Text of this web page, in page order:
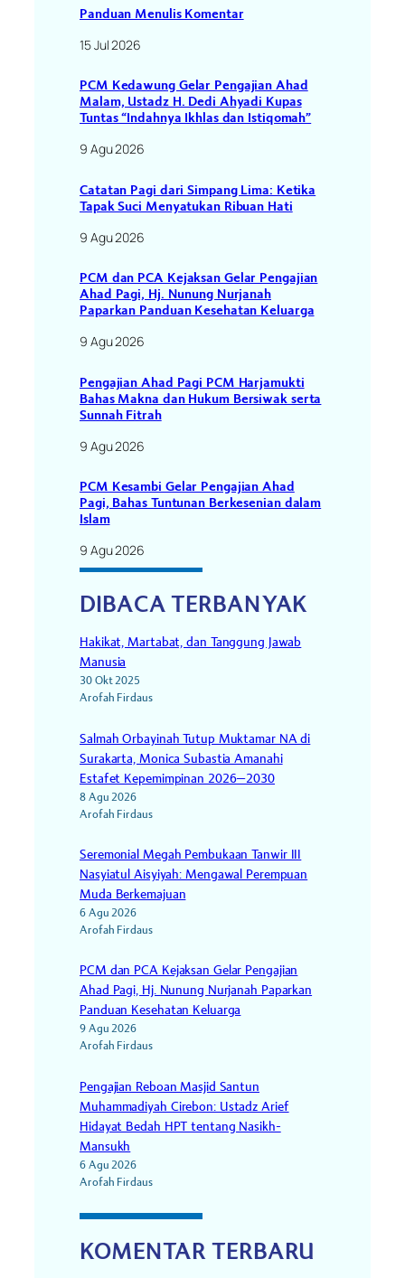
Panduan Menulis Komentar
15 Jul 2026
PCM Kedawung Gelar Pengajian Ahad
Malam, Ustadz H. Dedi Ahyadi Kupas
Tuntas “Indahnya Ikhlas dan Istiqomah”
9 Agu 2026
Catatan Pagi dari Simpang Lima: Ketika
Tapak Suci Menyatukan Ribuan Hati
9 Agu 2026
PCM dan PCA Kejaksan Gelar Pengajian
Ahad Pagi, Hj. Nunung Nurjanah
Paparkan Panduan Kesehatan Keluarga
9 Agu 2026
Pengajian Ahad Pagi PCM Harjamukti
Bahas Makna dan Hukum Bersiwak serta
Sunnah Fitrah
9 Agu 2026
PCM Kesambi Gelar Pengajian Ahad
Pagi, Bahas Tuntunan Berkesenian dalam
Islam
9 Agu 2026
DIBACA TERBANYAK
Hakikat, Martabat, dan Tanggung Jawab
Manusia
30 Okt 2025
Arofah Firdaus
Salmah Orbayinah Tutup Muktamar NA di
Surakarta, Monica Subastia Amanahi
Estafet Kepemimpinan 2026–2030
8 Agu 2026
Arofah Firdaus
Seremonial Megah Pembukaan Tanwir III
Nasyiatul Aisyiyah: Mengawal Perempuan
Muda Berkemajuan
6 Agu 2026
Arofah Firdaus
PCM dan PCA Kejaksan Gelar Pengajian
Ahad Pagi, Hj. Nunung Nurjanah Paparkan
Panduan Kesehatan Keluarga
9 Agu 2026
Arofah Firdaus
Pengajian Reboan Masjid Santun
Muhammadiyah Cirebon: Ustadz Arief
Hidayat Bedah HPT tentang Nasikh-
Mansukh
6 Agu 2026
Arofah Firdaus
KOMENTAR TERBARU